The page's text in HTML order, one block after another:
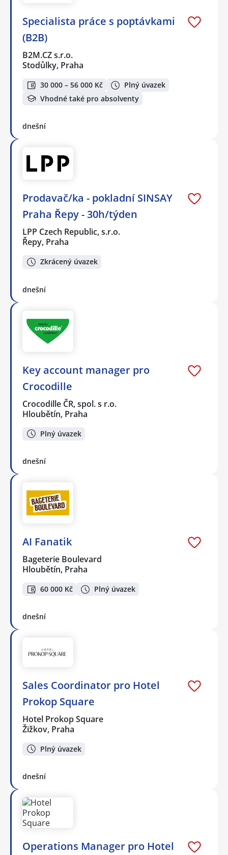
Specialista práce s poptávkami
(B2B)
B2M.CZ s.r.o.
Stodůlky, Praha
30 000 – 56 000 Kč
Plný úvazek
Vhodné také pro absolventy
dnešní
Prodavač/ka - pokladní SINSAY
Praha Řepy - 30h/týden
LPP Czech Republic, s.r.o.
Řepy, Praha
Zkrácený úvazek
dnešní
Key account manager pro
Crocodille
Crocodille ČR, spol. s r.o.
Hloubětín, Praha
Plný úvazek
dnešní
AI Fanatik
Bageterie Boulevard
Hloubětín, Praha
60 000 Kč Plný úvazek
dnešní
Sales Coordinator pro Hotel
Prokop Square
Hotel Prokop Square
Žižkov, Praha
Plný úvazek
dnešní
Operations Manager pro Hotel